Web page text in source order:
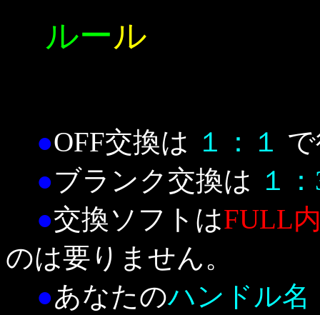
ルール
●OFF交換は １：１
●ブランク交換は １
●交換ソフトはFULL
のは要りません。
●あなたのハンドル名